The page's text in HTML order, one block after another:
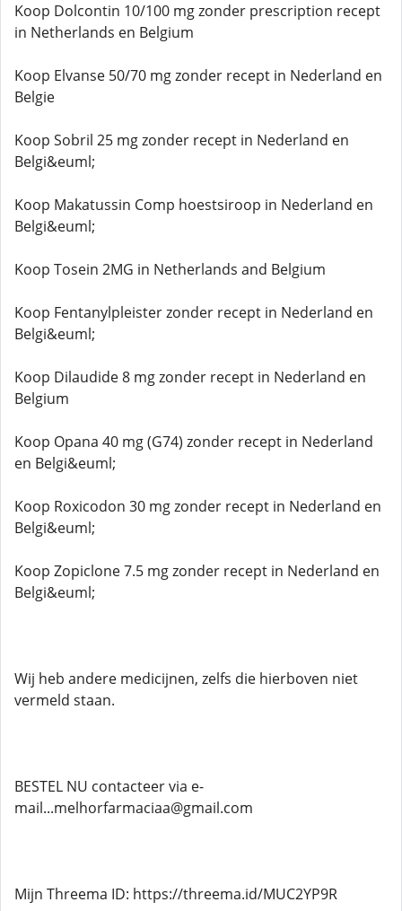
Koop Dolcontin 10/100 mg zonder prescription recept
in Netherlands en Belgium
Koop Elvanse 50/70 mg zonder recept in Nederland en
Belgie
Koop Sobril 25 mg zonder recept in Nederland en
Belgi&euml;
Koop Makatussin Comp hoestsiroop in Nederland en
Belgi&euml;
Koop Tosein 2MG in Netherlands and Belgium
Koop Fentanylpleister zonder recept in Nederland en
Belgi&euml;
Koop Dilaudide 8 mg zonder recept in Nederland en
Belgium
Koop Opana 40 mg (G74) zonder recept in Nederland
en Belgi&euml;
Koop Roxicodon 30 mg zonder recept in Nederland en
Belgi&euml;
Koop Zopiclone 7.5 mg zonder recept in Nederland en
Belgi&euml;
Wij heb andere medicijnen, zelfs die hierboven niet
vermeld staan.
BESTEL NU contacteer via e-
mail...melhorfarmaciaa@gmail.com
Mijn Threema ID: https://threema.id/MUC2YP9R